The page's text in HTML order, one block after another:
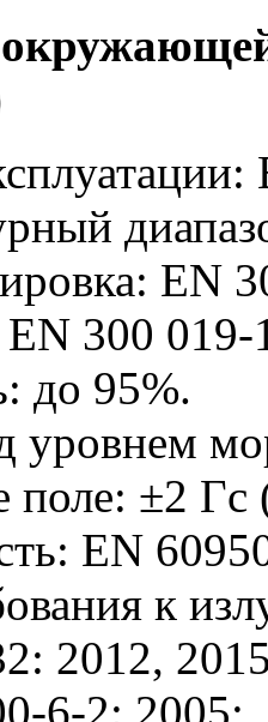
EN
300 019-
до 95%.
уровнем
поле: ±2
EN
к
2012,